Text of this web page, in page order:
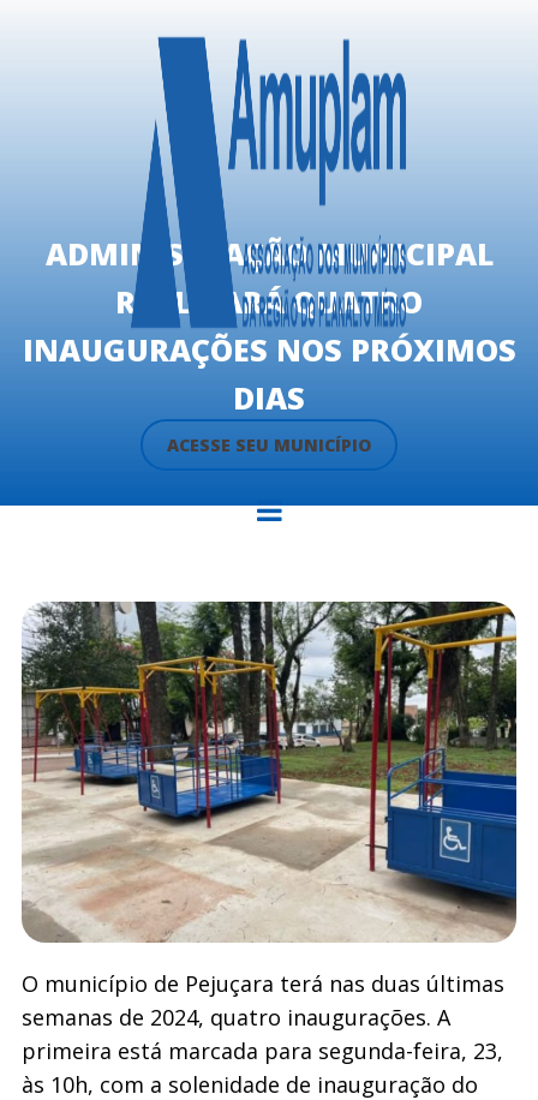
ACESSE SEU MUNICÍPIO
ADMINISTRAÇÃO MUNICIPAL
REALIZARÁ QUATRO
INAUGURAÇÕES NOS PRÓXIMOS
DIAS
O município de Pejuçara terá nas duas últimas
semanas de 2024, quatro inaugurações. A
primeira está marcada para segunda-feira, 23,
às 10h, com a solenidade de inauguração do